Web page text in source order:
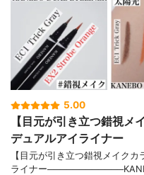
5.00
【目元が引き立つ錯視メ
デュアルアイライナー
【目元が引き立つ錯視メイク
ライナー